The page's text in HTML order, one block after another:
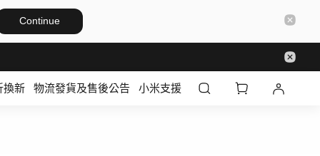
Continue
換新 物流發貨及售後公告 小米支援